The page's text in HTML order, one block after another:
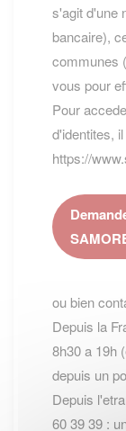
s'agit d'une
bancaire),
communes
vous pour
Pour
d'identites,
https://
ou bien
Depuis la
8h30 a 19h
depuis un
Depuis
60 39 39 :